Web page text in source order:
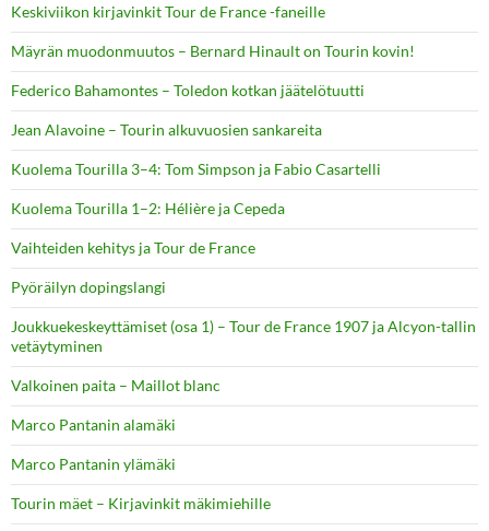
Keskiviikon kirjavinkit Tour de France -faneille
Mäyrän muodonmuutos – Bernard Hinault on Tourin kovin!
Federico Bahamontes – Toledon kotkan jäätelötuutti
Jean Alavoine – Tourin alkuvuosien sankareita
Kuolema Tourilla 3–4: Tom Simpson ja Fabio Casartelli
Kuolema Tourilla 1–2: Hélière ja Cepeda
Vaihteiden kehitys ja Tour de France
Pyöräilyn dopingslangi
Joukkuekeskeyttämiset (osa 1) – Tour de France 1907 ja Alcyon-tallin
vetäytyminen
Valkoinen paita – Maillot blanc
Marco Pantanin alamäki
Marco Pantanin ylämäki
Tourin mäet – Kirjavinkit mäkimiehille